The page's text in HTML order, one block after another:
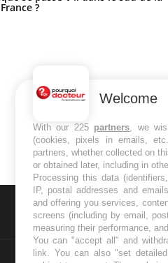
France ?
NEWSLETTER
Recevez toutes les
infos santé
Welcome
With our 225 partners, we
(cookies, pixels in emails,
partners, whether collected on
or obtained later, including in
Processing this data
IP, postal addresses and
and offering you services,
screens (including by email,
measuring their performance,
You can "accept all" and
link. You can also "set